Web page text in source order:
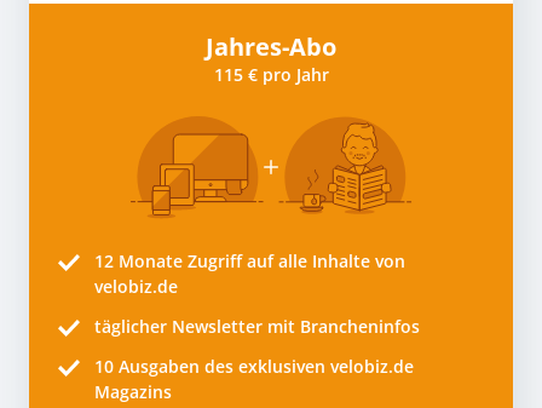
Jahres-Abo
115 € pro Jahr
12 Monate Zugriff auf alle Inhalte von
velobiz.de
täglicher Newsletter mit Brancheninfos
10 Ausgaben des exklusiven velobiz.de
Magazins